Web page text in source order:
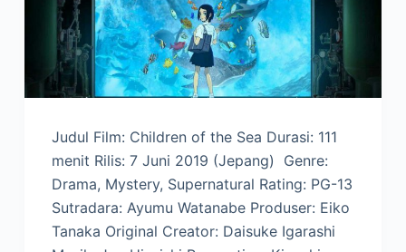
Judul Film: Children of the Sea Durasi: 111
menit Rilis: 7 Juni 2019 (Jepang) Genre:
Drama, Mystery, Supernatural Rating: PG-13
Sutradara: Ayumu Watanabe Produser: Eiko
Tanaka Original Creator: Daisuke Igarashi